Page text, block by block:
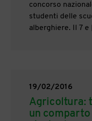
concorso
studenti delle
alberghiere. Il 7 e
19/02/2016
Agricoltura:
un